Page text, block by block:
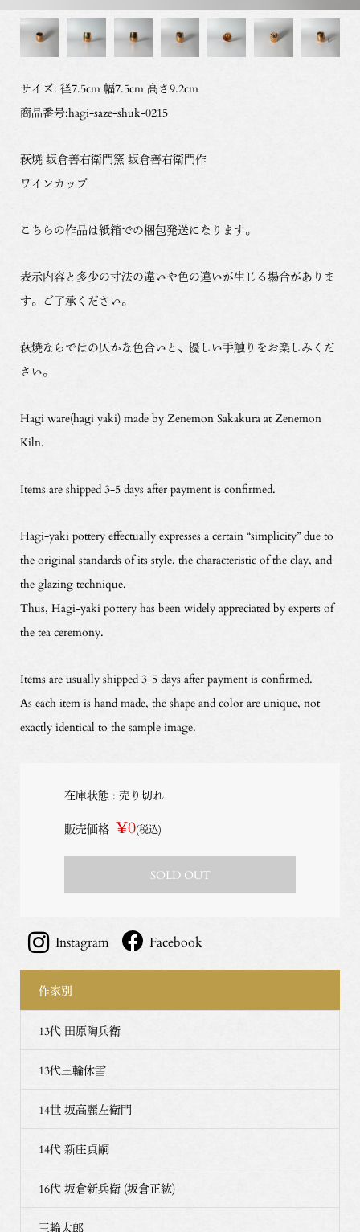
サイズ: 径7.5cm 幅7.5cm 高さ9.2cm
商品番号:hagi-saze-shuk-0215
萩焼 坂倉善右衛門窯 坂倉善右衛門作
ワインカップ
こちらの作品は紙箱での梱包発送になります。
表示内容と多少の寸法の違いや色の違いが生じる場合がありま
す。ご了承ください。
萩焼ならではの仄かな色合いと、優しい手触りをお楽しみくだ
さい。
Hagi ware(hagi yaki) made by Zenemon Sakakura at Zenemon
Kiln.
Items are shipped 3-5 days after payment is confirmed.
Hagi-yaki pottery effectually expresses a certain “simplicity” due to
the original standards of its style, the characteristic of the clay, and
the glazing technique.
Thus, Hagi-yaki pottery has been widely appreciated by experts of
the tea ceremony.
Items are usually shipped 3-5 days after payment is confirmed.
As each item is hand made, the shape and color are unique, not
exactly identical to the sample image.
在庫状態 : 売り切れ
販売価格 ¥0(税込)
SOLD OUT
Instagram Facebook
作家別
13代 田原陶兵衛
13代三輪休雪
14世 坂高麗左衛門
14代 新庄貞嗣
16代 坂倉新兵衛 (坂倉正紘)
三輪太郎